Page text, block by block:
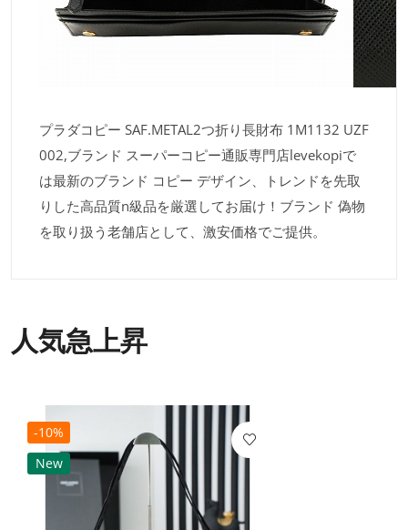
プラダコピー SAF.METAL2つ折り長財布 1M1132 UZF
002,ブランド スーパーコピー通販専門店levekopiで
は最新のブランド コピー デザイン、トレンドを先取
りした高品質n級品を厳選してお届け！ブランド 偽物
を取り扱う老舗店として、激安価格でご提供。
人気急上昇
-10%
New